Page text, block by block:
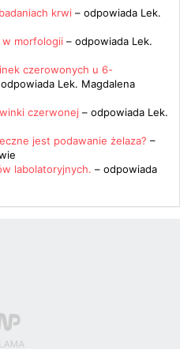
krwi – odpowiada Lek.
w morfologii – odpowiada Lek.
czerowonych u 6-
Lek. Magdalena
czerwonej – odpowiada Lek.
jest podawanie żelaza? –
labolatoryjnych. – odpowiada